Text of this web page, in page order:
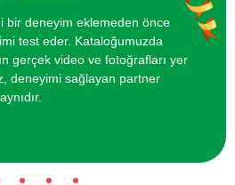
bir deneyim eklemeden önce
test eder. Kataloğumuzda
gerçek video ve fotoğrafları yer
deneyimi sağlayan partner